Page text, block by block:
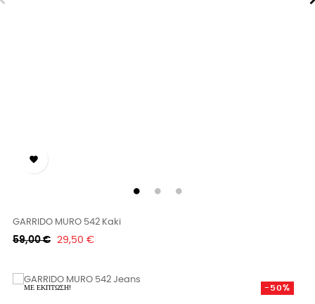

GARRIDO MURO 542 Kaki
Κανονική
59,00 € Τιμή
29,50 €
ΜΕ ΈΚΠΤΩΣΗ! -50%